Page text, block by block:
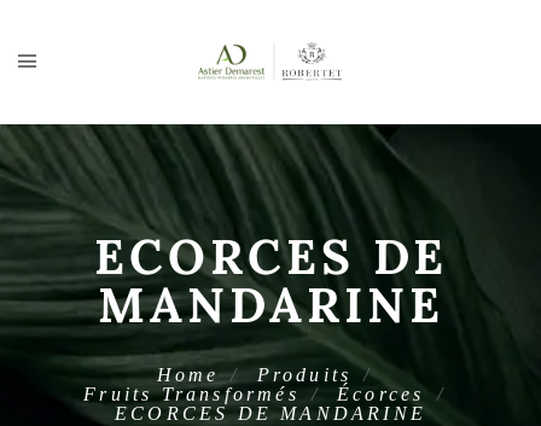
ECORCES DE
MANDARINE
Home
Produits
Fruits Transformés
Écorces
ECORCES DE MANDARINE